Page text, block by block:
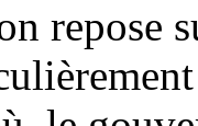
repose